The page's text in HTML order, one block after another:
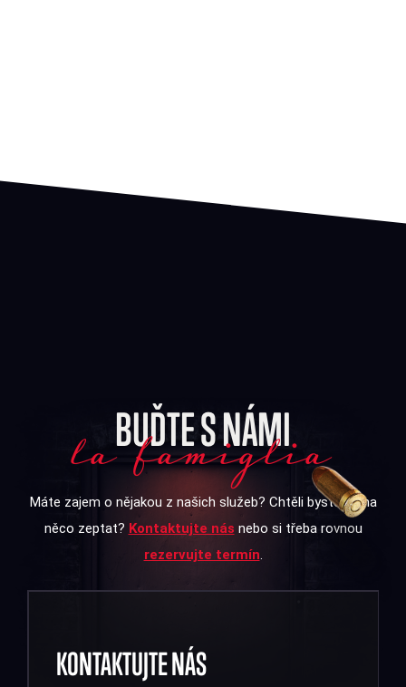
BUĎTE S NÁMI
la famiglia
Máte zajem o nějakou z našich služeb? Chtěli byste se na
něco zeptat? Kontaktujte nás nebo si třeba rovnou
rezervujte termín.
KONTAKTUJTE NÁS